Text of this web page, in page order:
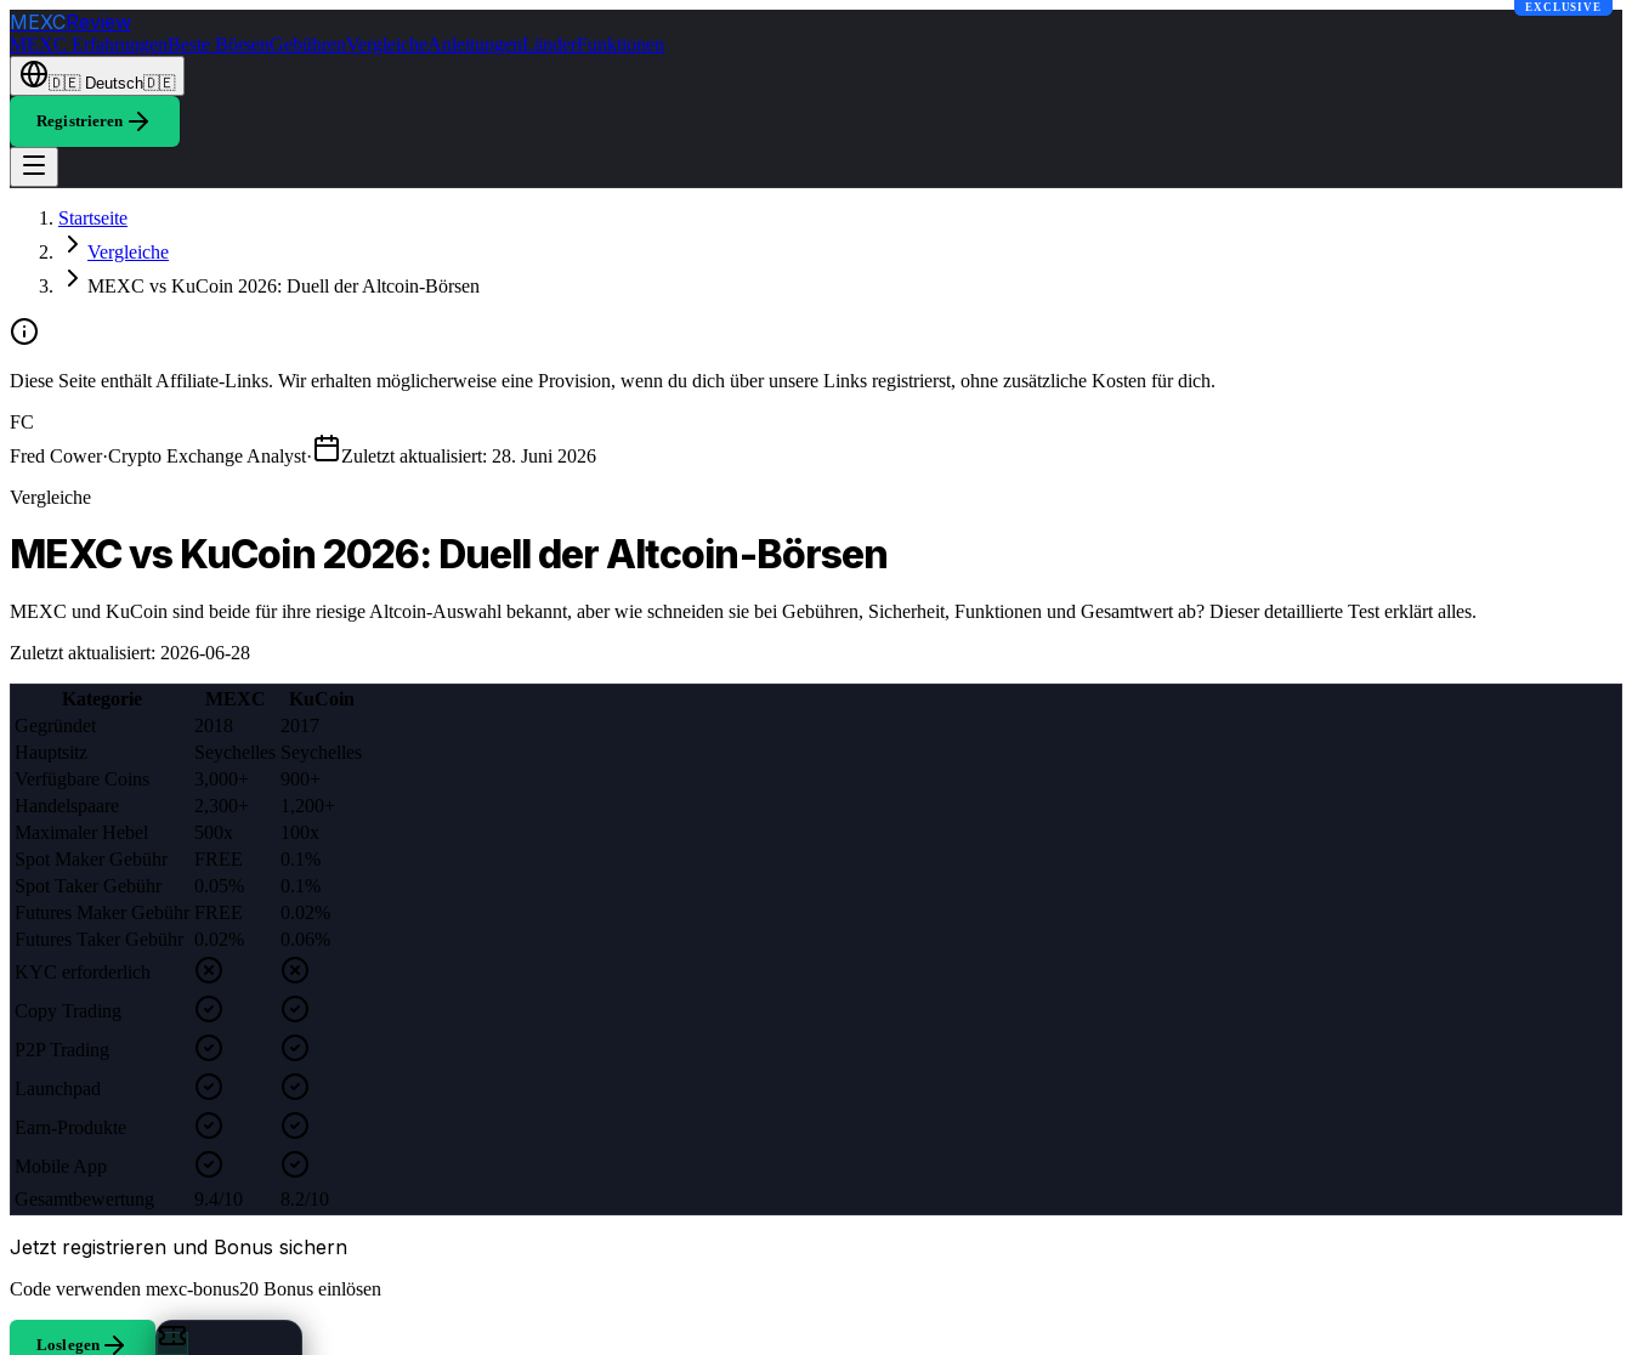
MEXCReview
MEXC ErfahrungenBeste BörsenGebührenVergleicheAnleitungenLänderFunktionen
🇩🇪 Deutsch🇩🇪
Registrieren
Startseite
Vergleiche
MEXC vs KuCoin 2026: Duell der Altcoin-Börsen
Diese Seite enthält Affiliate-Links. Wir erhalten möglicherweise eine Provision, wenn du dich über unsere Links registrierst, ohne zusätzliche Kosten für dich.
FC
Fred Cower·Crypto Exchange Analyst· Zuletzt aktualisiert: 28. Juni 2026
Vergleiche
MEXC vs KuCoin 2026: Duell der Altcoin-Börsen
MEXC und KuCoin sind beide für ihre riesige Altcoin-Auswahl bekannt, aber wie schneiden sie bei Gebühren, Sicherheit, Funktionen und Gesamtwert ab? Dieser detaillierte Test erklärt alles.
Zuletzt aktualisiert: 2026-06-28
Kategorie MEXC
KuCoin
Gegründet
2018
2017
Hauptsitz
Seychelles Seychelles
Verfügbare Coins
3,000+
900+
Handelspaare
2,300+
1,200+
Maximaler Hebel
500x
100x
Spot Maker Gebühr
FREE
0.1%
Spot Taker Gebühr
0.05%
0.1%
Futures Maker Gebühr FREE
0.02%
Futures Taker Gebühr 0.02%
0.06%
KYC erforderlich
Copy Trading
P2P Trading
Launchpad
Earn-Produkte
Mobile App
Gesamtbewertung
9.4/10 8.2/10
Jetzt registrieren und Bonus sichern
Code verwenden mexc-bonus20 Bonus einlösen
Loslegen
EXCLUSIVE
EXCLUSIVE